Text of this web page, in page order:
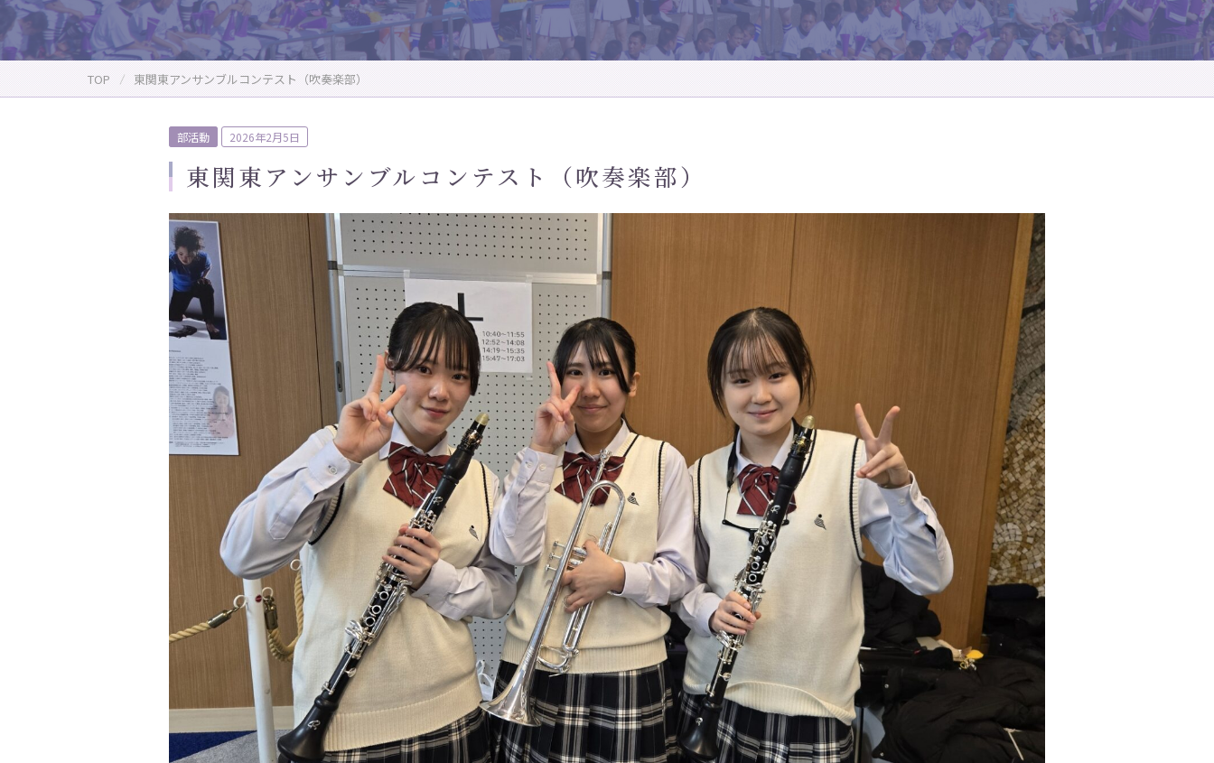
TOP 東関東アンサンブルコンテスト（吹奏楽部）
部活動
P
s
d
o
n
2026年2月5日
東関東アンサンブルコンテスト（吹奏楽部）